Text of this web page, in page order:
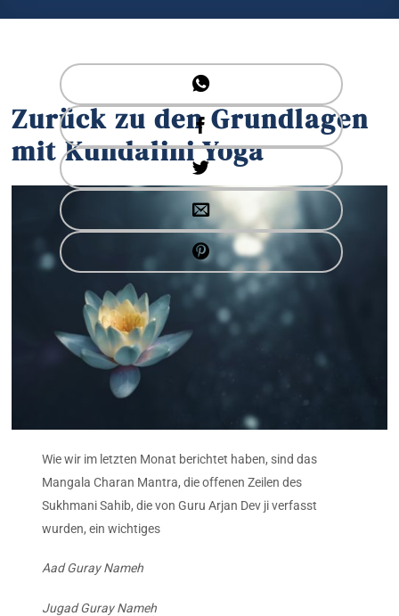
Zurück zu den Grundlagen
mit Kundalini Yoga
Wie wir im letzten Monat berichtet haben, sind das
Mangala Charan Mantra, die offenen Zeilen des
Sukhmani Sahib, die von Guru Arjan Dev ji verfasst
wurden, ein wichtiges
Aad Guray Nameh
Jugad Guray Nameh